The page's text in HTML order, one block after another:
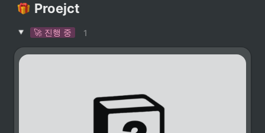
Proejct
🚀 진행 중 1